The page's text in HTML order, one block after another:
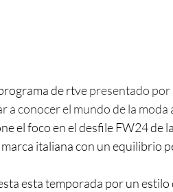
de rtve presentado
a conocer el mundo de la
el foco en el desfile FW24 de
marca italiana con un equilibrio
esta temporada por un